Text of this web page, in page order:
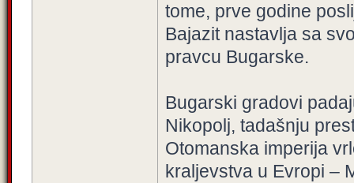
tome, prve godine
Bajazit nastavlja sa
pravcu Bugarske.
Bugarski gradovi
Nikopolj, tadašnju
Otomanska imperija
kraljevstva u Evropi –